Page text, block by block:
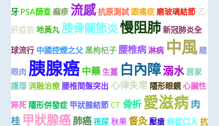
牙 PSA篩查 麻疹 流感抗原測試 跟痛症 磨玻璃結節 乙
肝疫苗 地黃丸 膝骨關節炎慢阻肺新冠肺炎全
球流行 中國控煙之父 黑枸杞子 腰椎病淋病 中風龍
眼肉 胰腺癌中藥 生薑 白內障溺水 居家
護理 消融治療 腰椎間盤突出 心律失常 隱形眼鏡心臟性
猝死 隱形併發症 甲狀腺結節 CT 骨折愛滋病肉
桂 甲狀腺癌肺癌夜尿 秋果 督灸壓瘡 病從口入 抗